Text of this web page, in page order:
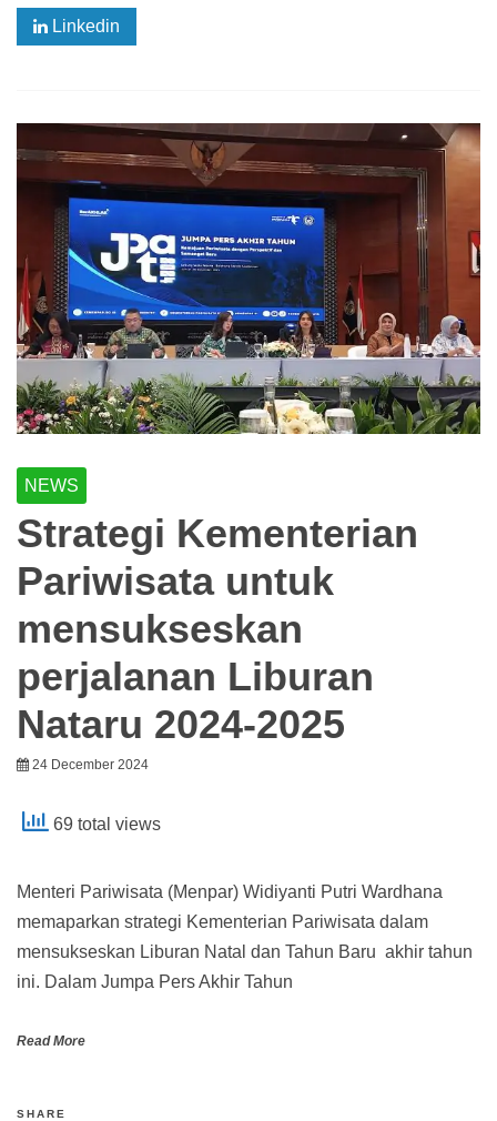
Linkedin
NEWS
Strategi Kementerian
Pariwisata untuk
mensukseskan
perjalanan Liburan
Nataru 2024-2025
24 December 2024
69 total views
Menteri Pariwisata (Menpar) Widiyanti Putri Wardhana
memaparkan strategi Kementerian Pariwisata dalam
mensukseskan Liburan Natal dan Tahun Baru akhir tahun
ini. Dalam Jumpa Pers Akhir Tahun
Read More
SHARE